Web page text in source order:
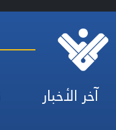
آخر الأخبار